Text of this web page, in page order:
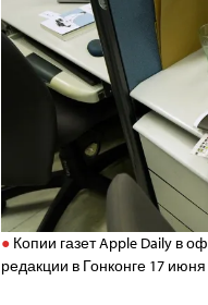
Копии газет Apple Daily в
редакции в Гонконге 17